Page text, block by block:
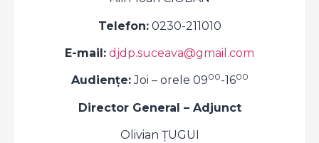
Telefon:0230-211010
E-mail: djdp.suceava@gmail.com
Audiențe:Joi – orele 0900-1600
Director General – Adjunct
Olivian ȚUGUI